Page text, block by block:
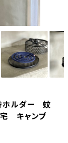
ルダー 蚊
キャンプ